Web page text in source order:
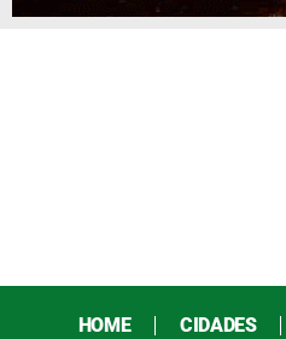
HOME CIDADES